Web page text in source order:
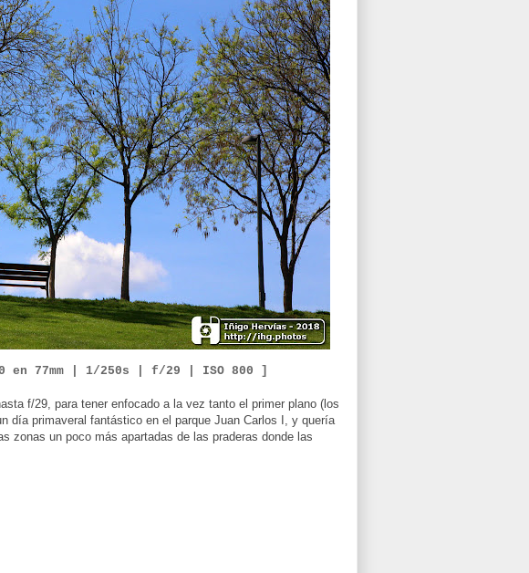
en 77mm | 1/250s | f/29 ISO 800 ]
f/29, para tener enfocado a la vez tanto el primer plano (los
día primaveral fantástico en el parque Juan Carlos I, y quería
zonas un poco más apartadas de las praderas donde las